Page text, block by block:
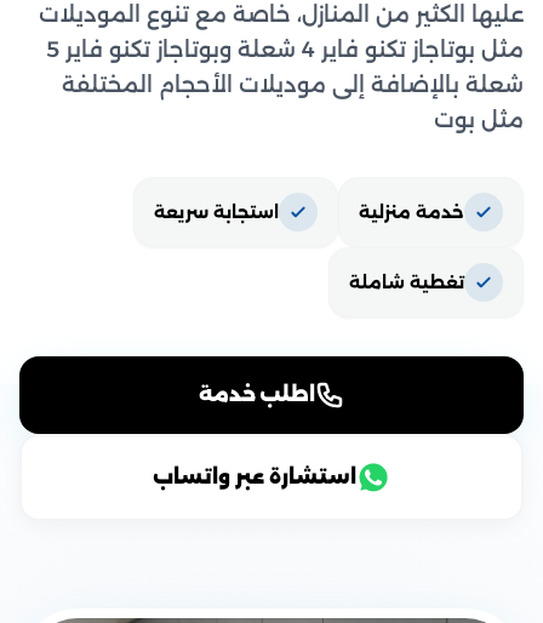
عليها الكثير من المنازل، خاصة مع تنوع الموديلات
مثل بوتاجاز تكنو فاير 4 شعلة وبوتاجاز تكنو فاير 5
شعلة بالإضافة إلى موديلات الأحجام المختلفة
مثل بوت
خدمة منزلية استجابة سريعة
تغطية شاملة
اطلب خدمة
استشارة عبر واتساب